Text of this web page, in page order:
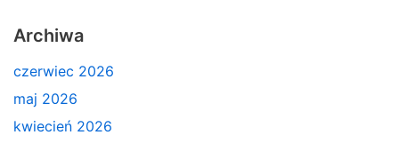
Archiwa
czerwiec 2026
maj 2026
kwiecień 2026